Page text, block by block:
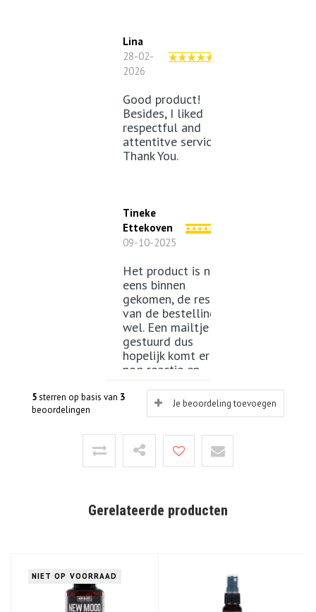
Lina
28-02-
2026
Good product!
Besides, I liked
respectful and
attentitve service.
Thank You.
Tineke
Ettekoven
09-10-2025
Het product is niet
eens binnen
gekomen, de rest
van de bestelling
wel. Een mailtje is
gestuurd dus
hopelijk komt er
nog reactie en
binnen.
Dit helpt me al
5sterren op basis van 3
beoordelingen
Je beoordeling toevoegen
Gerelateerde producten
NIET OP VOORRAAD